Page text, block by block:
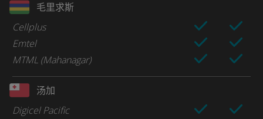
毛里求斯
Cellplus
Emtel
MTML (Mahanagar)
汤加
Digicel Pacific